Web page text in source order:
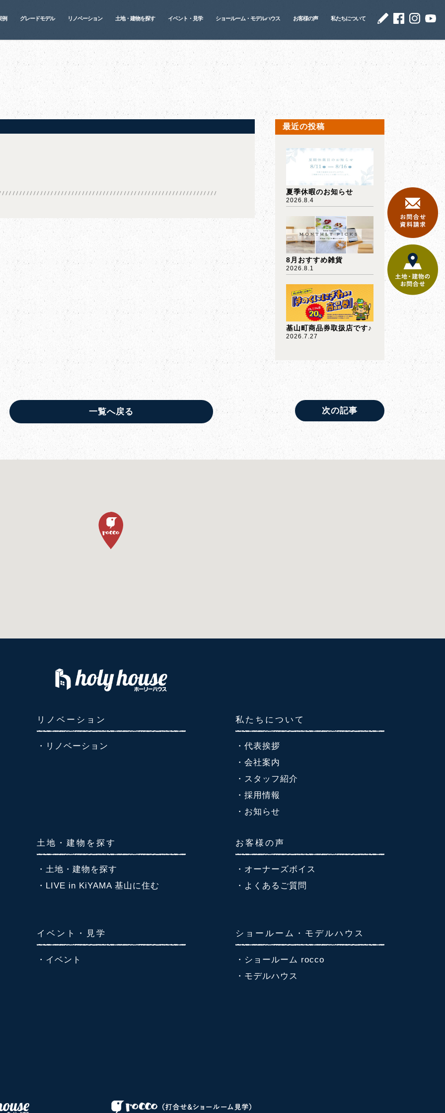
例 グレードモデル リノベーション 土地・建物を探す イベント・見学 ショールーム・モデルハウス お客様の声 私たちについて
最近の投稿
夏季休暇のお知らせ
2026.8.4
8月おすすめ雑貨
2026.8.1
基山町商品券取扱店です♪
2026.7.27
一覧へ戻る 次の記事
リノベーション
・リノベーション
私たちについて
・代表挨拶
・会社案内
・スタッフ紹介
・採用情報
・お知らせ
土地・建物を探す
・土地・建物を探す
・LIVE in KiYAMA 基山に住む
お客様の声
・オーナーズボイス
・よくあるご質問
イベント・見学
・イベント
ショールーム・モデルハウス
・ショールーム rocco
・モデルハウス